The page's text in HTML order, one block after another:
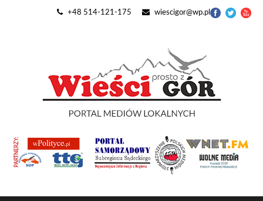
+48 514-121-175 wiescigor@wp.pl